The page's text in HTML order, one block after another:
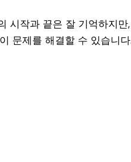
시작과 끝은 잘 기억하지만
문제를 해결할 수 있습니다.